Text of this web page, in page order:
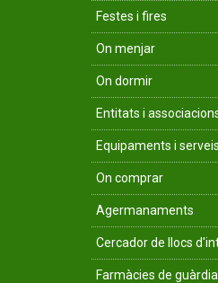
Festes i fires
On menjar
On dormir
Entitats i
Equipaments i serveis
On comprar
Agermanaments
Cercador de llocs
Farmàcies de guàrdia